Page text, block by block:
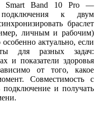
Smart Band 10 Pro —
подключения к двум
браслет
личным и рабочим)
актуально, если
для разных задач:
и показатели здоровья
от того, какое
Совместимость с
подключение и получать